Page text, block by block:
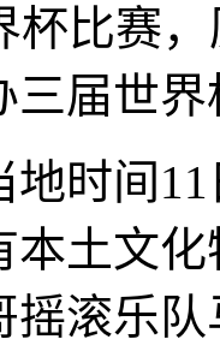
杯比赛
三届世
间11
本土文
摇滚乐